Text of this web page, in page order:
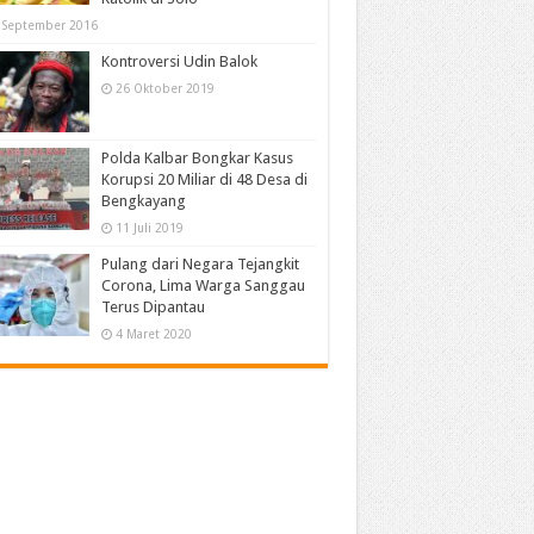
2016
Kontroversi Udin Balok
26 Oktober 2019
Polda Kalbar Bongkar Kasus
Korupsi 20 Miliar di 48 Desa di
Bengkayang
11 Juli 2019
Pulang dari Negara Tejangkit
Corona, Lima Warga Sanggau
Terus Dipantau
4 Maret 2020